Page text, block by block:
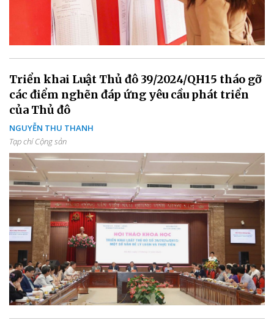
Triển khai Luật Thủ đô 39/2024/QH15 tháo gỡ
các điểm nghẽn đáp ứng yêu cầu phát triển
của Thủ đô
NGUYỄN THU THANH
Tạp chí Cộng sản